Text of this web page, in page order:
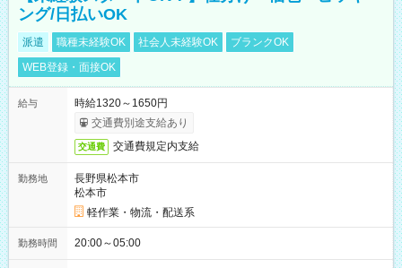
ング/日払いOK
派遣 職種未経験OK 社会人未経験OK
ブランクOK
WEB登録・面接OK
給与
時給1320～1650円
交通費別途支給あり
交通費 交通費規定内支給
勤務地
長野県松本市
松本市
軽作業・物流・配送系
勤務時間 20:00～05:00